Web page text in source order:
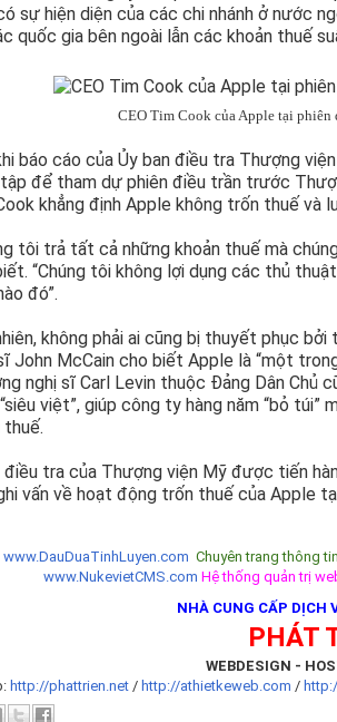
sự hiện diện của các chi nhánh ở nước
quốc gia bên ngoài lẫn các khoản thuế
CEO Tim Cook của Apple tại phiên
báo cáo của Ủy ban điều tra Thượng
để tham dự phiên điều trần trước
khẳng định Apple không trốn thuế và
tôi trả tất cả những khoản thuế mà
“Chúng tôi không lợi dụng các thủ
đó”.
không phải ai cũng bị thuyết phục
John McCain cho biết Apple là “một
nghị sĩ Carl Levin thuộc Đảng Dân Chủ
việt”, giúp công ty hàng năm “bỏ
điều tra của Thượng viện Mỹ được tiến
vấn về hoạt động trốn thuế của Apple
www.DauDuaTinhLuyen.com Chuyên trang thông
www.NukevietCMS.com Hệ thống quản trị
NHÀ CUNG CẤP DỊCH
PHÁT
WEBDESIGN -
http://phattrien.net / http://athietkeweb.com /